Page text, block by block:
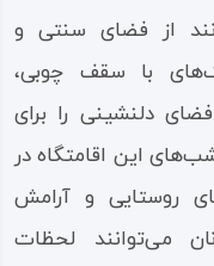
از فضای سنتی و
با سقف چوبی،
دلنشینی را برای
این اقامتگاه در
روستایی و آرامش
می‌توانند لحظات